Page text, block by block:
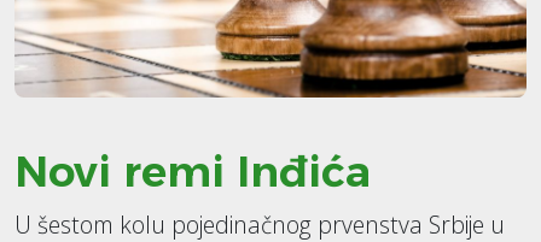
Novi remi Inđića
U šestom kolu pojedinačnog prvenstva Srbije u